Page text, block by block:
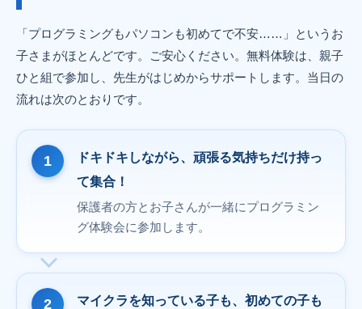
「プログラミングもパソコンも初めてで不安……」というお
子さまがほとんどです。ご安心ください。無料体験は、親子
ひと組で参加し、先生がはじめからサポートします。当日の
流れは次のとおりです。
ドキドキしながら、頑張る気持ちだけ持っ
て集合！
保護者の方とお子さんが一緒にプログラミン
グ体験会に参加します。
マイクラを知っている子も、初めての子も